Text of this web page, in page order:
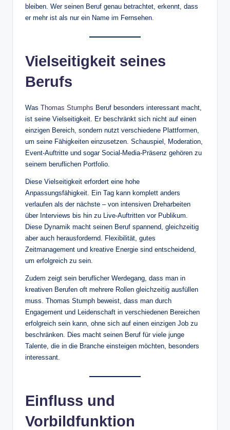
bleiben. Wer seinen Beruf genau betrachtet, erkennt, dass
er mehr ist als nur ein Name im Fernsehen.
Vielseitigkeit seines
Berufs
Was Thomas Stumphs Beruf besonders interessant macht,
ist seine Vielseitigkeit. Er beschränkt sich nicht auf einen
einzigen Bereich, sondern nutzt verschiedene Plattformen,
um seine Fähigkeiten einzusetzen. Schauspiel, Moderation,
Event-Auftritte und sogar Social-Media-Präsenz gehören zu
seinem beruflichen Portfolio.
Diese Vielseitigkeit erfordert eine hohe
Anpassungsfähigkeit. Ein Tag kann komplett anders
verlaufen als der nächste – von intensiven Dreharbeiten
über Interviews bis hin zu Live-Auftritten vor Publikum.
Diese Dynamik macht seinen Beruf spannend, gleichzeitig
aber auch herausfordernd. Flexibilität, gutes
Zeitmanagement und kreative Energie sind entscheidend,
um erfolgreich zu sein.
Zudem zeigt sein beruflicher Werdegang, dass man in
kreativen Berufen oft mehrere Rollen gleichzeitig ausfüllen
muss. Thomas Stumph beweist, dass man durch
Engagement und Leidenschaft in verschiedenen Bereichen
erfolgreich sein kann, ohne sich auf einen einzigen Job zu
beschränken. Dies macht seinen Beruf für viele junge
Talente, die in die Branche einsteigen möchten, besonders
interessant.
Einfluss und
Vorbildfunktion